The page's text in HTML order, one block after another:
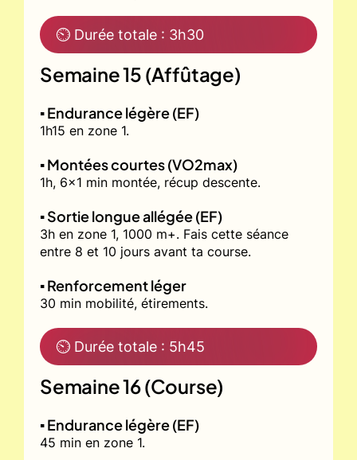
⏲ Durée totale : 3h30
Semaine 15 (Affûtage)
▪️ Endurance légère (EF)
1h15 en zone 1.
▪️ Montées courtes (VO2max)
1h, 6x1 min montée, récup descente.
▪️ Sortie longue allégée (EF)
3h en zone 1, 1000 m+. Fais cette séance
entre 8 et 10 jours avant ta course.
▪️ Renforcement léger
30 min mobilité, étirements.
⏲ Durée totale : 5h45
Semaine 16 (Course)
▪️ Endurance légère (EF)
45 min en zone 1.